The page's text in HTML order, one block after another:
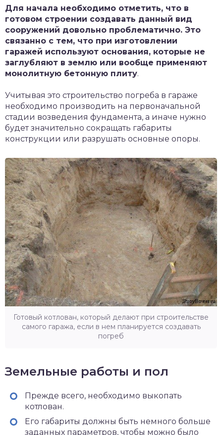
Для начала необходимо отметить, что в
готовом строении создавать данный вид
сооружений довольно проблематично. Это
связанно с тем, что при изготовлении
гаражей используют основания, которые не
заглубляют в землю или вообще применяют
монолитную бетонную плиту.
Учитывая это строительство погреба в гараже
необходимо производить на первоначальной
стадии возведения фундамента, а иначе нужно
будет значительно сокращать габариты
конструкции или разрушать основные опоры.
Готовый котлован, который делают при строительстве
самого гаража, если в нем планируется создавать
погреб
Земельные работы и пол
Прежде всего, необходимо выкопать
котлован.
Его габариты должны быть немного больше
заданных параметров, чтобы можно было